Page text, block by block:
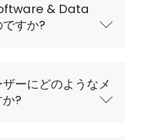
& Data
すか?
ーにどのようなメ
?